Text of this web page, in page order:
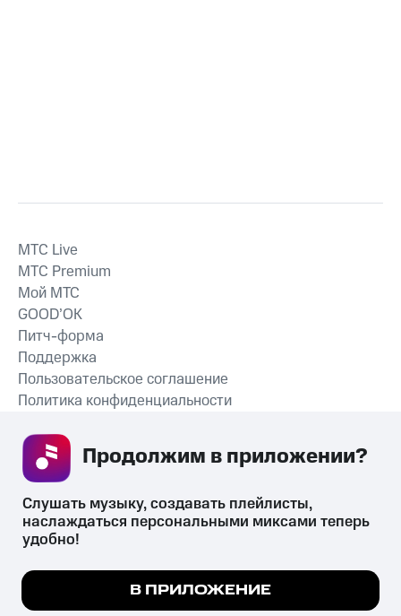
СКАЧАТЬ ПРИЛОЖЕНИЕ
MTС Live
MTС Premium
Мой МТС
GOOD’OK
Питч-форма
Поддержка
Пользовательское соглашение
Политика конфиденциальности
психотропных веществ, их аналогов причиняет вред здоровью,
их незаконный оборот запрещён и влечёт установленную
законодательством ответственность.
Мы используем куки, чтобы на сайте все
Подробнее
Слушать музыку, создавать плейлисты,
наслаждаться персональными миксами теперь
удобно!
В ПРИЛОЖЕНИЕ